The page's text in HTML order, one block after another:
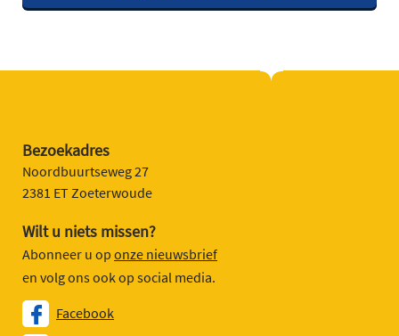
Bezoekadres
Noordbuurtseweg 27
2381 ET Zoeterwoude
Wilt u niets missen?
Abonneer u op onze nieuwsbrief
en volg ons ook op social media.
Facebook